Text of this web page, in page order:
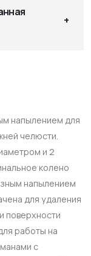
напылением для
челюсти.
и 2
колено
напылением
для удаления
поверхности
работы на
с